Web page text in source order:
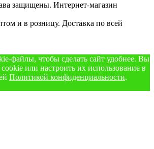
защищены. Интернет-магазин
и в розницу. Доставка по всей
чтобы сделать сайт удобнее. Вы
или настроить их использование в
Политикой конфиденциальности.